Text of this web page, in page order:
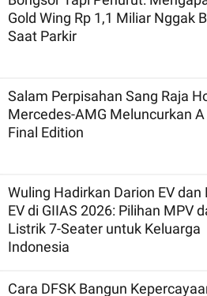
Gold Wing Rp 1,1 Miliar Nggak
Saat Parkir
Salam Perpisahan Sang Raja
Mercedes-AMG Meluncurkan A
Final Edition
Wuling Hadirkan Darion EV dan
EV di GIIAS 2026: Pilihan MPV
Listrik 7-Seater untuk Keluarga
Indonesia
Cara DFSK Bangun